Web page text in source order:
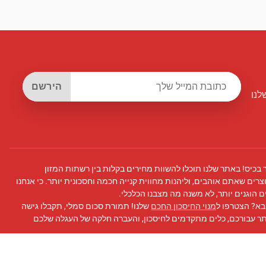
הירשם
בכיס! באתר שלנו תוכלו להשוות מחירים בקלות בין רשתות המזון
שאתם אוהבים, וליהנות מחווית קנייה חכמה וחסכונית יותר. כי אנחנו
הוגנים יותר, לא משנה מה מצבנו הכלכלי.
הצטרפו למנוי החיסכון החכם שלנו! תמורת סכום סמלי, תקבלו גישה
עבורכם, כלים מתקדמים לחיסכון, והעברה חלקה של העגלה שלכם